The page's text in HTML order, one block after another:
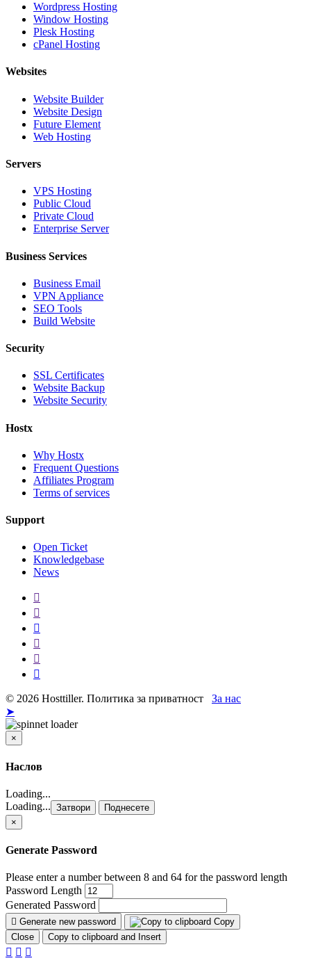
Wordpress Hosting
Window Hosting
Plesk Hosting
cPanel Hosting
Websites
Website Builder
Website Design
Future Element
Web Hosting
Servers
VPS Hosting
Public Cloud
Private Cloud
Enterprise Server
Business Services
Business Email
VPN Appliance
SEO Tools
Build Website
Security
SSL Certificates
Website Backup
Website Security
Hostx
Why Hostx
Frequent Questions
Affiliates Program
Terms of services
Support
Open Ticket
Knowledgebase
News
© 2026 Hosttiller. Политика за приватност За нас
➤
×
Затвори
Наслов
Loading...
Loading... Затвори
Поднесете
×
Generate Password
Please enter a number between 8 and 64 for the password length
Password Length
Generated Password
Generate new password
Copy
Close
Copy to clipboard and Insert